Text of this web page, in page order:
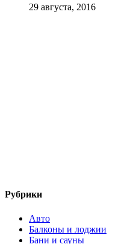
29 августа, 2016
Рубрики
Авто
Балконы и лоджии
Бани и сауны